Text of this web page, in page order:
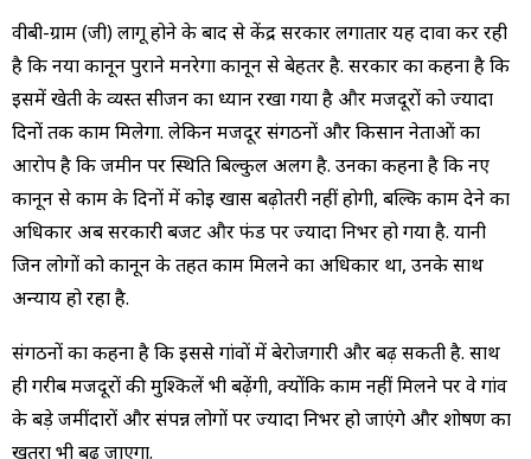
वीबी-ग्राम (जी) लागू होने के बाद से केंद्र सरकार लगातार यह दावा कर रही
है कि नया कानून पुराने मनरेगा कानून से बेहतर है. सरकार का कहना है कि
इसमें खेती के व्यस्त सीजन का ध्यान रखा गया है और मजदूरों को ज्यादा
दिनों तक काम मिलेगा. लेकिन मजदूर संगठनों और किसान नेताओं का
आरोप है कि जमीन पर स्थिति बिल्कुल अलग है. उनका कहना है कि नए
कानून से काम के दिनों में कोई खास बढ़ोतरी नहीं होगी, बल्कि काम देने का
अधिकार अब सरकारी बजट और फंड पर ज्यादा निर्भर हो गया है. यानी
जिन लोगों को कानून के तहत काम मिलने का अधिकार था, उनके साथ
अन्याय हो रहा है.
संगठनों का कहना है कि इससे गांवों में बेरोजगारी और बढ़ सकती है. साथ
ही गरीब मजदूरों की मुश्किलें भी बढ़ेंगी, क्योंकि काम नहीं मिलने पर वे गांव
के बड़े जमींदारों और संपन्न लोगों पर ज्यादा निर्भर हो जाएंगे और शोषण का
खतरा भी बढ़ जाएगा.